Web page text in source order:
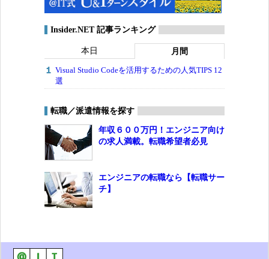
Insider.NET 記事ランキング
本日 月間
Visual Studio Codeを活用するための人気TIPS 12
選
転職／派遣情報を探す
年収６００万円！エンジニア向け
の求人満載。転職希望者必見
エンジニアの転職なら【転職サー
チ】